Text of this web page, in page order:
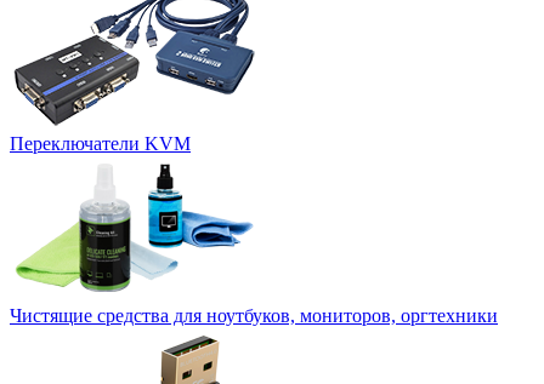
Переключатели KVM
Чистящие средства для ноутбуков, мониторов, оргтехники